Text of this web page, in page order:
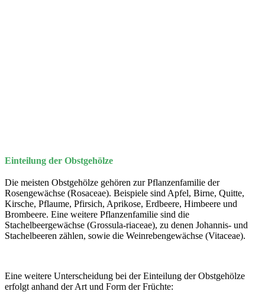
Einteilung der Obstgehölze
Die meisten Obstgehölze gehören zur Pflanzenfamilie der
Rosengewächse (Rosaceae). Beispiele sind Apfel, Birne, Quitte,
Kirsche, Pflaume, Pfirsich, Aprikose, Erdbeere, Himbeere und
Brombeere. Eine weitere Pflanzenfamilie sind die
Stachelbeergewächse (Grossula-riaceae), zu denen Johannis- und
Stachelbeeren zählen, sowie die Weinrebengewächse (Vitaceae).
Eine weitere Unterscheidung bei der Einteilung der Obstgehölze
erfolgt anhand der Art und Form der Früchte: